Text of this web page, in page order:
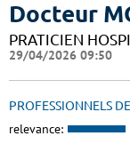
Docteur
PRATICIEN
29/04/2026 09:50
PROFESSIONNELS
relevance: